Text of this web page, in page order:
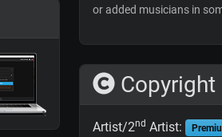
or added musicians in
Copyright
Artist/2nd Artist: